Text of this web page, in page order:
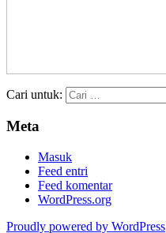
Cari untuk:
Meta
Masuk
Feed entri
Feed komentar
WordPress.org
Proudly powered by WordPress